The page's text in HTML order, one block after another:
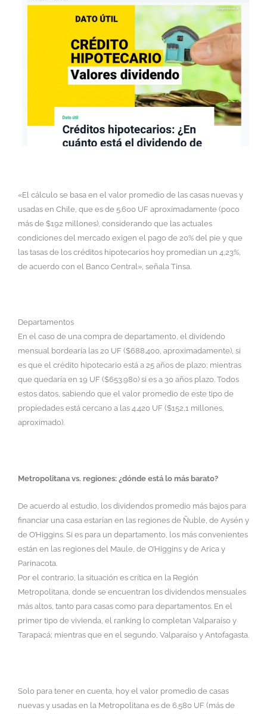
«El cálculo se basa en el valor promedio de las casas nuevas y
usadas en Chile, que es de 5.600 UF aproximadamente (poco
más de $192 millones), considerando que las actuales
condiciones del mercado exigen el pago de 20% del pie y que
las tasas de los créditos hipotecarios hoy promedian un 4,23%,
de acuerdo con el Banco Central», señala Tinsa.
Departamentos
En el caso de una compra de departamento, el dividendo
mensual bordearía las 20 UF ($688.400, aproximadamente), si
es que el crédito hipotecario está a 25 años de plazo; mientras
que quedaría en 19 UF ($653.980) si es a 30 años plazo. Todos
estos datos, sabiendo que el valor promedio de este tipo de
propiedades está cercano a las 4.420 UF ($152,1 millones,
aproximado).
Metropolitana vs. regiones: ¿dónde está lo más barato?
De acuerdo al estudio, los dividendos promedio más bajos para
financiar una casa estarían en las regiones de Ñuble, de Aysén y
de O’Higgins. Si es para un departamento, los más convenientes
están en las regiones del Maule, de O’Higgins y de Arica y
Parinacota.
Por el contrario, la situación es crítica en la Región
Metropolitana, donde se encuentran los dividendos mensuales
más altos, tanto para casas como para departamentos. En el
primer tipo de vivienda, el ranking lo completan Valparaíso y
Tarapacá; mientras que en el segundo, Valparaíso y Antofagasta.
Solo para tener en cuenta, hoy el valor promedio de casas
nuevas y usadas en la Metropolitana es de 6.580 UF (más de